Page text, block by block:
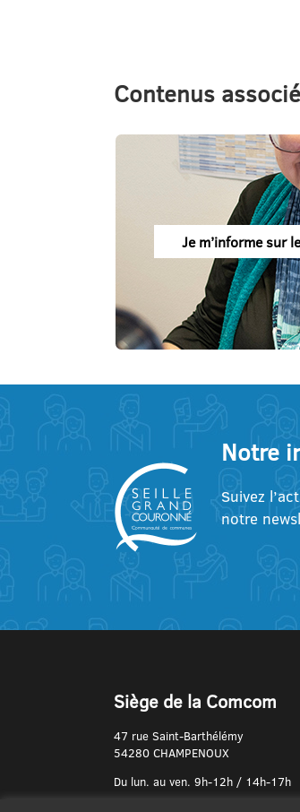
Contenus
Je m’informe sur
Notre
Suivez
notre
Siège de la Comcom
47 rue Saint-Barthélémy
54280 CHAMPENOUX
Du lun. au ven. 9h-12h / 14h-17h